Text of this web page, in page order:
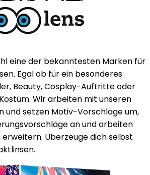
eine der bekanntesten Marken für
Egal ob für ein besonderes
Beauty, Cosplay-Auftritte oder
Wir arbeiten mit unseren
und setzen Motiv-Vorschläge um,
an und arbeiten
Überzeuge dich selbst